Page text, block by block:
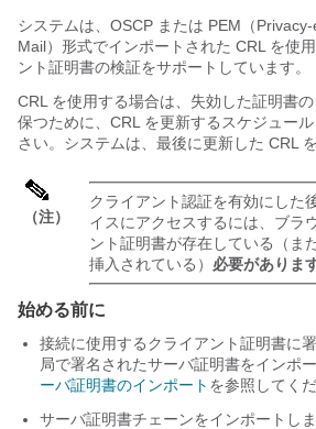
システムは、OSCP または PEM（
Mail）形式でインポートされた CRL を使
ント証明書の検証をサポートしています。
CRL を使用する場合は、失効した証明書
保つために、CRL を更新するスケジュー
さい。システムは、最後に更新した CRL
（注）
クライアント認証を有効にした
イスにアクセスするには、ブラ
ント証明書が存在している（ま
挿入されている） 必要がありま
始める前に
接続に使用するクライアント証明書に
局で署名されたサーバ証明書をインポー
ーバ証明書のインポート を参照してくだ
サーバ証明書チェーンをインポートし